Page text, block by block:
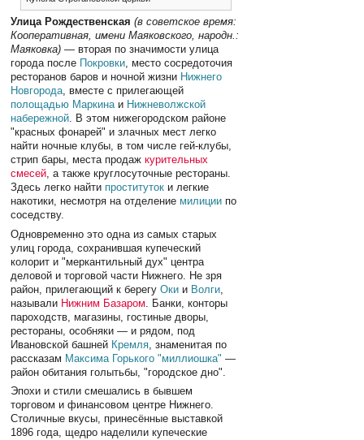
Улица Рождественская (в советское время:
Кооперативная, имени Маяковского, народн.:
Маяковка) — вторая по значимости улица
города после Покровки, место сосредоточия
ресторанов баров и ночной жизни Нижнего
Новгорода, вместе с прилегающей
полощадью Маркинаи Нижневолжской
набережной. В этом нижегородском районе
"красных фонарей" и злачных мест легко
найти ночные клубы, в том числе гей-клубы,
стрип бары, места продажкурительных
смесей, а также круглосуточные рестораны.
Здесь легко найти проституток и легкие
накотики, несмотря на отделение милиции по
соседству.
Одновременно это одна из самых старых
улиц города, сохранившая купеческий
колорит и "меркантильный дух" центра
деловой и торговой части Нижнего. Не зря
район, прилегающий к берегуОки и Волги
называли Нижним Базаром . Банки, конторы
пароходств, магазины, гостиные дворы,
рестораны, особняки — и рядом, под
Ивановской башней Кремля , знаменитая по
рассказам Максима Горького "миллиошка" —
район обитания голытьбы, "городское дно".
Эпохи и стили смешались в бывшем
торговом и финансовом центре Нижнего.
Столичные вкусы, принесённые выставкой
1896 года, щедро наделили купеческие